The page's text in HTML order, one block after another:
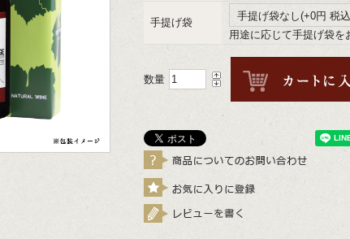
手提げ袋
用途に応じて手提げ袋を
数量